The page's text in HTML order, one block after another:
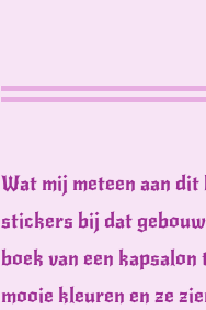
Wat mij meteen aan
stickers bij dat
boek van een
mooie kleuren en ze